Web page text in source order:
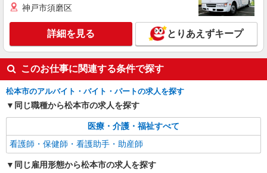
（株）ウィルオブ・ワークCW 松本支店/ms200201
看護助手
時給1150円 ◆前払い・日払い・週払いOK
長野県松本市
キープ
神戸市須磨区
詳細を見る とりあえずキープ
このお仕事に関連する条件で探す
松本市のアルバイト・バイト・パートの求人を探す
同じ職種から松本市の求人を探す
医療・介護・福祉すべて
看護師・保健師・看護助手・助産師
同じ雇用形態から松本市の求人を探す